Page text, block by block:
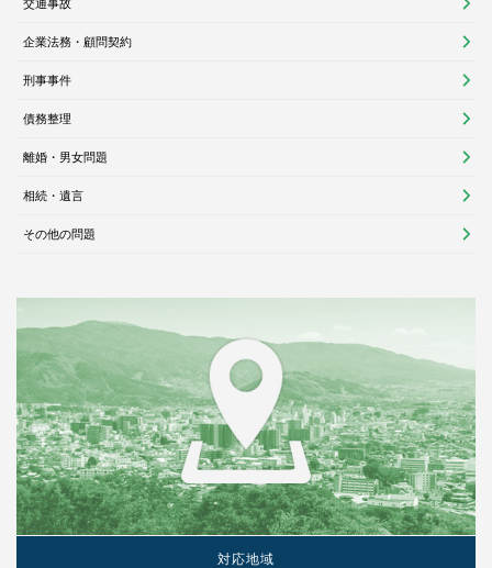
交通事故
企業法務・顧問契約
刑事事件
債務整理
離婚・男女問題
相続・遺言
その他の問題
対応地域